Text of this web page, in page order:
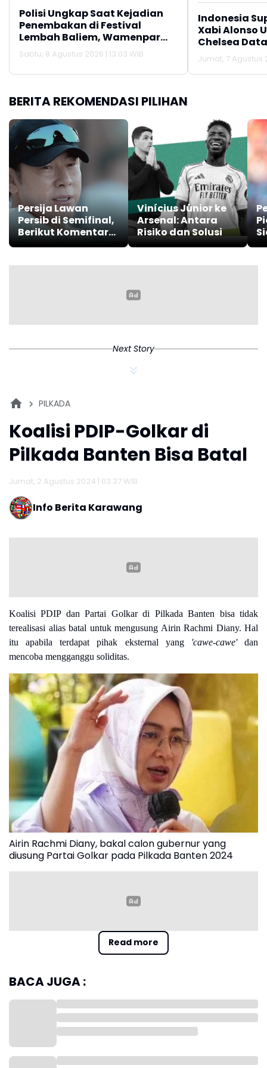
Polisi Ungkap Saat Kejadian
Penembakan di Festival
Lembah Baliem, Wamenpar
Tak Berada di Lokasi
Sabtu, 8 Agustus 2026 | 13:03 WIB
Indonesia
Xabi Alonso
Chelsea
Jumat, 7 Agustus
BERITA REKOMENDASI PILIHAN
Persija Lawan
Persib di Semifinal,
Berikut Komentar
Pelatih STY
Vinícius Júnior ke
Arsenal: Antara
Risiko dan Solusi
Next Story
PILKADA
Koalisi PDIP-Golkar di
Pilkada Banten Bisa Batal
Jumat, 2 Agustus 2024 | 03:37 WIB
Info Berita Karawang
Read more
Koalisi PDIP dan Partai Golkar di Pilkada Banten bisa tidak
terealisasi alias batal untuk mengusung Airin Rachmi Diany. Hal
itu apabila terdapat pihak eksternal yang'cawe-cawe'dan
mencoba mengganggu soliditas.
Airin Rachmi Diany, bakal calon gubernur yang
diusung Partai Golkar pada Pilkada Banten 2024
Pernyataan itu disampaikan oleh Ketua DPP PDIP, Deddy Yevry
Sitorus. Kendati demikian, ia mengatakan bahwa koalisi Golkar
eksternal yang mencoba menganggu soliditas. Sampai hari ini,
maksain," ujarnya di Kawasan SCBD, Jakarta Selatan,
Rabu (31/7/2024).
BACA JUGA :